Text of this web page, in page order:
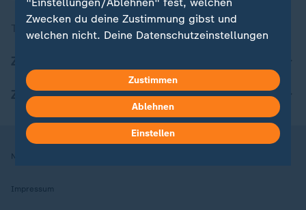
Themen im Überblick
ZDFheute Apps
Nutzungsbedingungen
Impressum
Zwecken du deine Zustimmung gibst und
welchen nicht. Deine Datenschutzeinstellungen
in deinen Einstellungen widerrufen oder ändern.
Hier findest du das Impressum.
Weitere Informationen findest du in unserer
Datenschutzerklärung.
Zustimmen
Ablehnen
Einstellen